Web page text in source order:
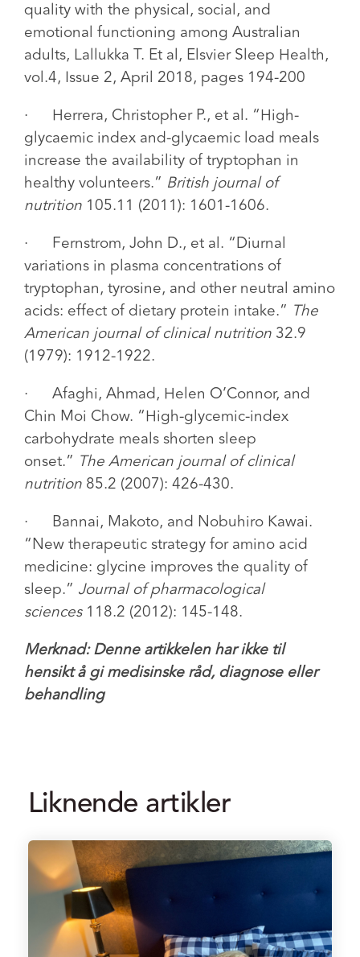
quality with the physical, social, and
emotional functioning among Australian
adults, Lallukka T. Et al, Elsvier Sleep Health,
vol.4, Issue 2, April 2018, pages 194-200
· Herrera, Christopher P., et al. “High-
glycaemic index and-glycaemic load meals
increase the availability of tryptophan in
healthy volunteers.” British journal of
nutrition 105.11 (2011): 1601-1606.
· Fernstrom, John D., et al. “Diurnal
variations in plasma concentrations of
tryptophan, tyrosine, and other neutral amino
acids: effect of dietary protein intake.” The
American journal of clinical nutrition 32.9
(1979): 1912-1922.
· Afaghi, Ahmad, Helen O’Connor, and
Chin Moi Chow. “High-glycemic-index
carbohydrate meals shorten sleep
onset.” The American journal of clinical
nutrition 85.2 (2007): 426-430.
· Bannai, Makoto, and Nobuhiro Kawai.
“New therapeutic strategy for amino acid
medicine: glycine improves the quality of
sleep.” Journal of pharmacological
sciences118.2 (2012): 145-148.
Merknad: Denne artikkelen har ikke til
hensikt å gi medisinske råd, diagnose eller
behandling
Liknende artikler